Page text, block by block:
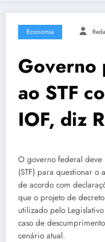
Economia
Governo
ao STF
IOF, diz
O governo federal deve
(STF) para questionar o
de acordo com
que o projeto de
utilizado pelo
caso de
cenário atual.